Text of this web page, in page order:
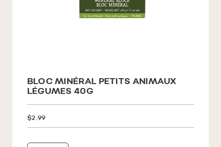
BLOC MINÉRAL PETITS ANIMAUX
LÉGUMES 40G
$2.99